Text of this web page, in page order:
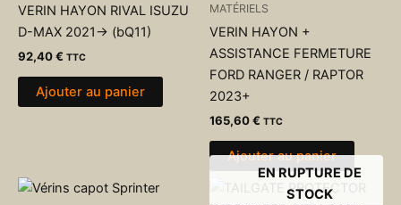
VERIN HAYON RIVAL ISUZU
D-MAX 2021-> (bQ11)
92,40€ TTC
Ajouter au panier
MATÉRIELS
VERIN HAYON +
ASSISTANCE FERMETURE
FORD RANGER / RAPTOR
2023+
165,60€ TTC
Ajouter au panier
EN RUPTURE DE
STOCK